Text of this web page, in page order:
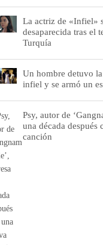
La actriz de «Infiel»
desaparecida tras el
Turquía
Un hombre detuvo
infiel y se armó un
Psy, autor de
una década después
canción